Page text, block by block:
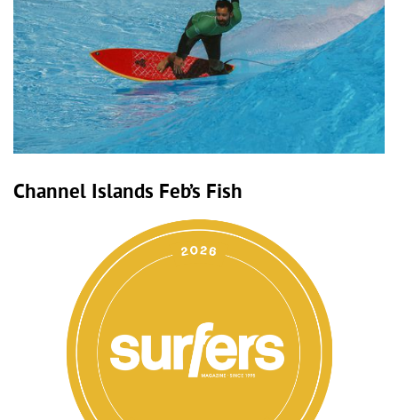
Channel Islands Feb’s Fish